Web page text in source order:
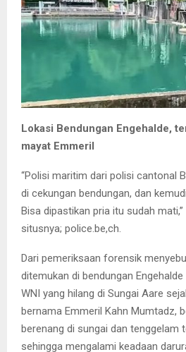
Lokasi Bendungan Engehalde,
mayat Emmeril
“Polisi maritim dari polisi cantonal
di cekungan bendungan, dan
Bisa dipastikan pria itu sudah
situsnya; police.be,ch.
Dari pemeriksaan forensik
ditemukan di bendungan
WNI yang hilang di Sungai Aare
bernama Emmeril Kahn Mumtadz,
berenang di sungai dan tenggelam
sehingga mengalami keadaan